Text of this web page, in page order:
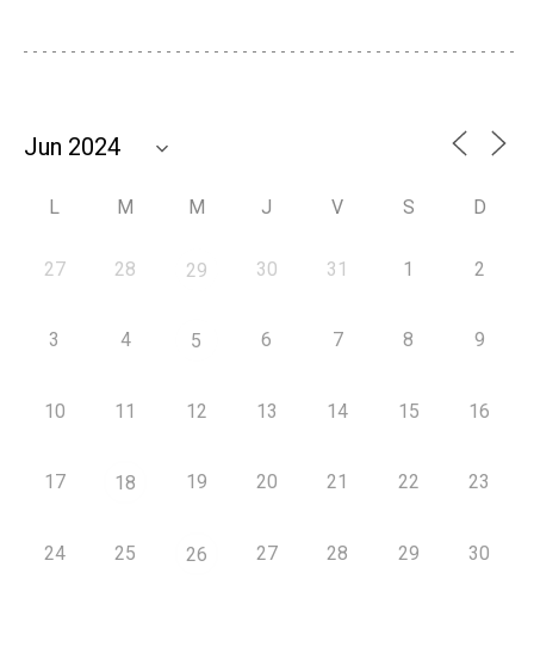
L M M J V S D
27 28 29 30 31 1 2
3 4 5 6 7 8 9
10 11 12 13 14 15 16
17 18 19 20 21 22 23
24 25 26 27 28 29 30